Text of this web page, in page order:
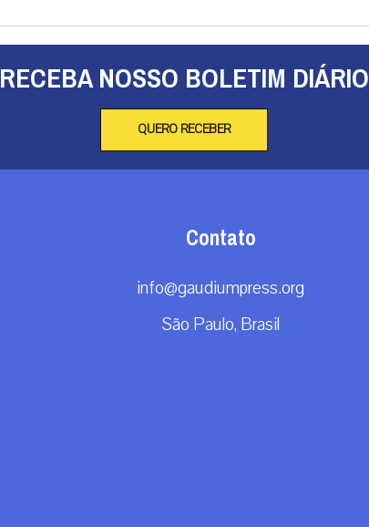
RECEBA NOSSO BOLETIM DIÁRIO
QUERO RECEBER
Contato
info@gaudiumpress.org
São Paulo, Brasil